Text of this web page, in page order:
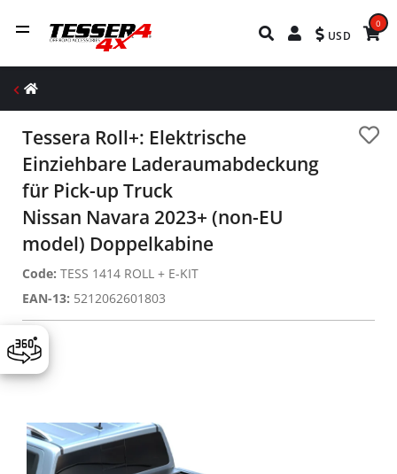
USD
0
Tessera Roll+: Elektrische
Einziehbare Laderaumabdeckung
für Pick-up Truck
Nissan Navara 2023+ (non-EU
model) Doppelkabine
Code: TESS 1414 ROLL + E-KIT
EAN-13: 5212062601803